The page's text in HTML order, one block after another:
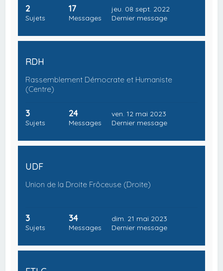
2
Sujets
17
Messages
jeu. 08 sept. 2022
Dernier message
RDH
Rassemblement Démocrate et Humaniste
(Centre)
3
Sujets
24
Messages
ven. 12 mai 2023
Dernier message
UDF
Union de la Droite Frôceuse (Droite)
3
Sujets
34
Messages
dim. 21 mai 2023
Dernier message